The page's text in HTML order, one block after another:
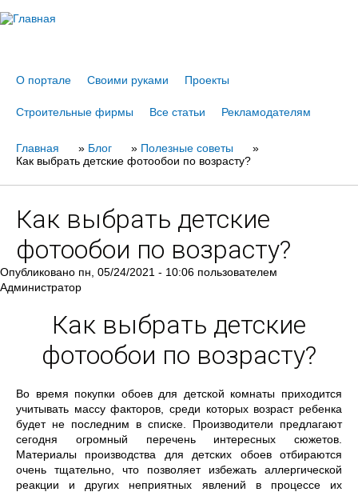
О портале Своими руками Проекты
Строительные фирмы Все статьи Рекламодателям
Вы
Главная » Блог » Полезные советы
»
Как выбрать детские фотообои по возрасту?
Как выбрать детские
фотообои по возрасту?
Опубликовано пн, 05/24/2021 - 10:06 пользователем
Администратор
Как выбрать детские
фотообои по возрасту?
Во время покупки обоев для детской комнаты приходится
учитывать массу факторов, среди которых возраст ребенка
будет не последним в списке. Производители предлагают
сегодня огромный перечень интересных сюжетов.
Материалы производства для детских обоев отбираются
очень тщательно, что позволяет избежать аллергической
реакции и других неприятных явлений в процессе их